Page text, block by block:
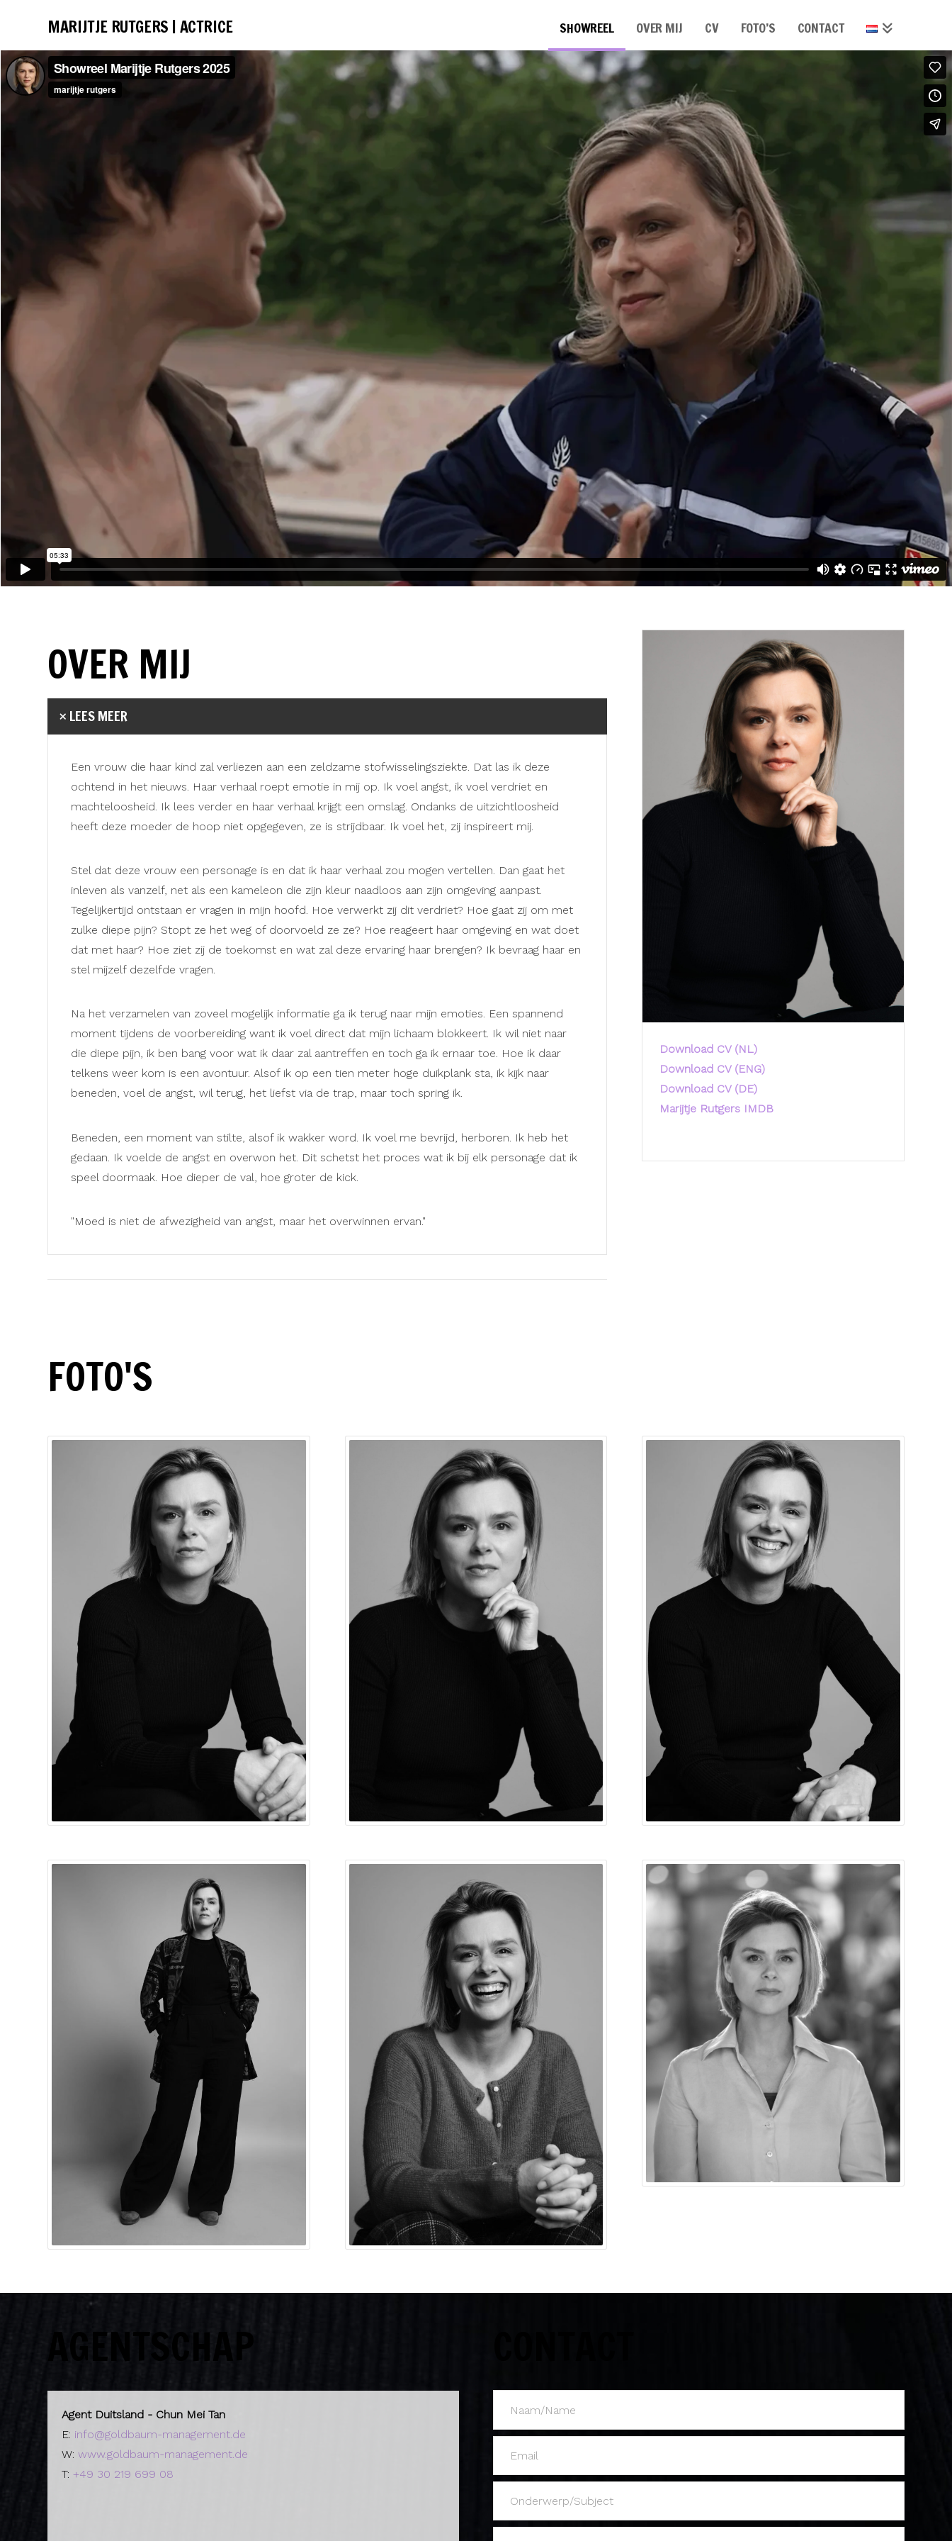
MARIJTJE RUTGERS | ACTRICE SHOWREEL OVER MIJ CV FOTO’S CONTACT
OVER MIJ
LEES MEER
Een vrouw die haar kind zal verliezen aan een zeldzame stofwisselingsziekte. Dat las ik deze
ochtend in het nieuws. Haar verhaal roept emotie in mij op. Ik voel angst, ik voel verdriet en
machteloosheid. Ik lees verder en haar verhaal krijgt een omslag. Ondanks de uitzichtloosheid
heeft deze moeder de hoop niet opgegeven, ze is strijdbaar. Ik voel het, zij inspireert mij.
Stel dat deze vrouw een personage is en dat ik haar verhaal zou mogen vertellen. Dan gaat het
inleven als vanzelf, net als een kameleon die zijn kleur naadloos aan zijn omgeving aanpast.
Tegelijkertijd ontstaan er vragen in mijn hoofd. Hoe verwerkt zij dit verdriet? Hoe gaat zij om met
zulke diepe pijn? Stopt ze het weg of doorvoeld ze ze? Hoe reageert haar omgeving en wat doet
dat met haar? Hoe ziet zij de toekomst en wat zal deze ervaring haar brengen? Ik bevraag haar en
stel mijzelf dezelfde vragen.
Na het verzamelen van zoveel mogelijk informatie ga ik terug naar mijn emoties. Een spannend
moment tijdens de voorbereiding want ik voel direct dat mijn lichaam blokkeert. Ik wil niet naar
die diepe pijn, ik ben bang voor wat ik daar zal aantreffen en toch ga ik ernaar toe. Hoe ik daar
telkens weer kom is een avontuur. Alsof ik op een tien meter hoge duikplank sta, ik kijk naar
beneden, voel de angst, wil terug, het liefst via de trap, maar toch spring ik.
Beneden, een moment van stilte, alsof ik wakker word. Ik voel me bevrijd, herboren. Ik heb het
gedaan. Ik voelde de angst en overwon het. Dit schetst het proces wat ik bij elk personage dat ik
speel doormaak. Hoe dieper de val, hoe groter de kick.
"Moed is niet de afwezigheid van angst, maar het overwinnen ervan."
Download CV (NL)
Download CV (ENG)
Download CV (DE)
Marijtje Rutgers IMDB
FOTO'S
AGENTSCHAP
Agent Duitsland - Chun Mei Tan
E: info@goldbaum-management.de
W:www.goldbaum-management.de
T: +49 30 219 699 08